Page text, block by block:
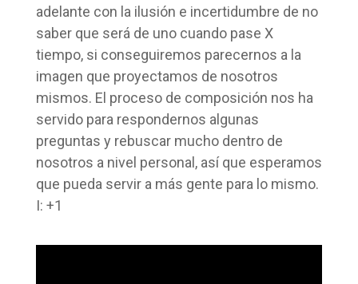
adelante con la ilusión e incertidumbre de no
saber que será de uno cuando pase X
tiempo, si conseguiremos parecernos a la
imagen que proyectamos de nosotros
mismos. El proceso de composición nos ha
servido para respondernos algunas
preguntas y rebuscar mucho dentro de
nosotros a nivel personal, así que esperamos
que pueda servir a más gente para lo mismo.
I: +1